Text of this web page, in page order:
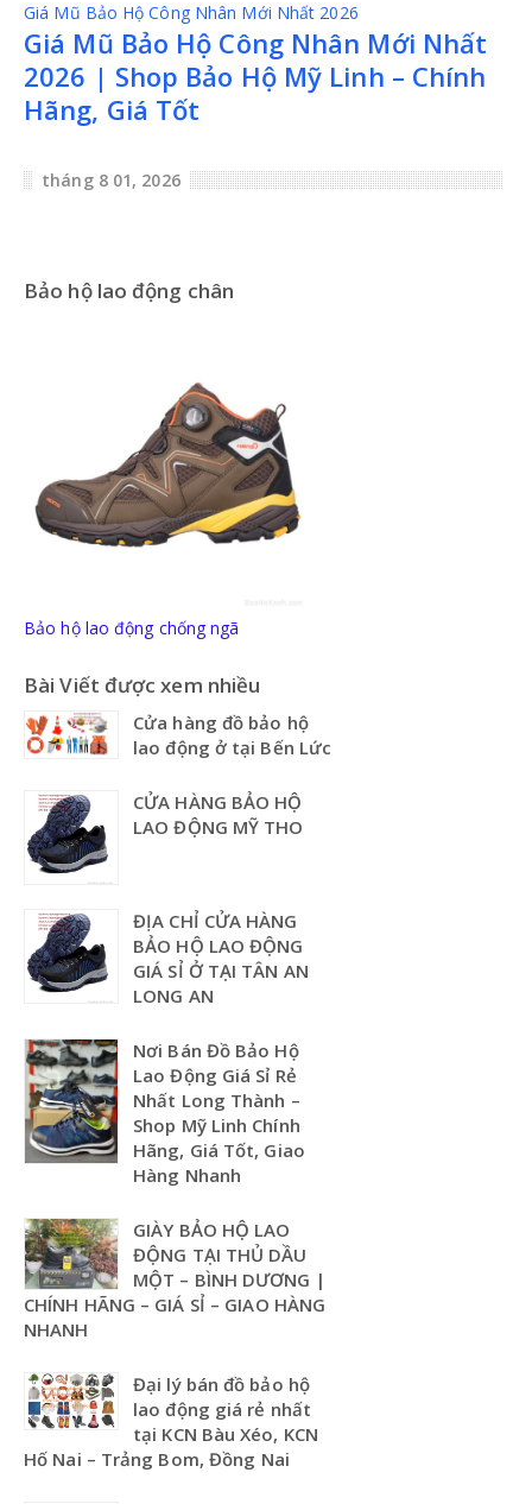
Giá Mũ Bảo Hộ Công Nhân Mới Nhất 2026
Giá Mũ Bảo Hộ Công Nhân Mới Nhất
2026 | Shop Bảo Hộ Mỹ Linh – Chính
Hãng, Giá Tốt
tháng 8 01, 2026
Bảo hộ lao động chân
Bảo hộ lao động chống ngã
Bài Viết được xem nhiều
Cửa hàng đồ bảo hộ
lao động ở tại Bến Lức
CỬA HÀNG BẢO HỘ
LAO ĐỘNG MỸ THO
ĐỊA CHỈ CỬA HÀNG
BẢO HỘ LAO ĐỘNG
GIÁ SỈ Ở TẠI TÂN AN
LONG AN
Nơi Bán Đồ Bảo Hộ
Lao Động Giá Sỉ Rẻ
Nhất Long Thành –
Shop Mỹ Linh Chính
Hãng, Giá Tốt, Giao
Hàng Nhanh
GIÀY BẢO HỘ LAO
ĐỘNG TẠI THỦ DẦU
MỘT – BÌNH DƯƠNG |
CHÍNH HÃNG – GIÁ SỈ – GIAO HÀNG
NHANH
Đại lý bán đồ bảo hộ
lao động giá rẻ nhất
tại KCN Bàu Xéo, KCN
Hố Nai – Trảng Bom, Đồng Nai